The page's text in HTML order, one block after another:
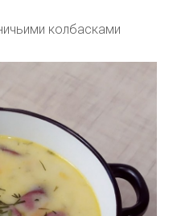
колбасками